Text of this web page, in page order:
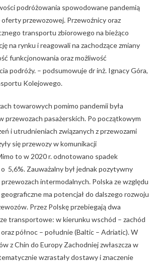
podróżowania spowodowane pandemią
oferty przewozowej. Przewoźnicy oraz
transportu zbiorowego na bieżąco
na rynku i reagowali na zachodzące zmiany
funkcjonowania oraz możliwość
podróży. – podsumowuje dr inż. Ignacy Góra,
Kolejowego.
towarowych pomimo pandemii była
przewozach pasażerskich. Po początkowym
i utrudnieniach związanych z przewozami
się przewozy w komunikacji
to w 2020 r. odnotowano spadek
5,6%. Zauważalny był jednak pozytywny
intermodalnych. Polska ze względu
ma potencjał do dalszego rozwoju
Przez Polskę przebiegają dwa
transportowe: w kierunku wschód – zachód
północ – południe (Baltic – Adriatic). W
z Chin do Europy Zachodniej zwłaszcza w
wzrastały dostawy i znaczenie